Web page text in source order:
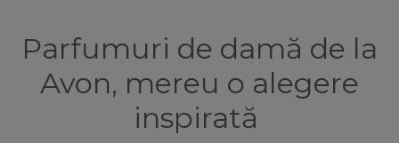
Parfumuri de damă de la
Avon, mereu o alegere
inspirată